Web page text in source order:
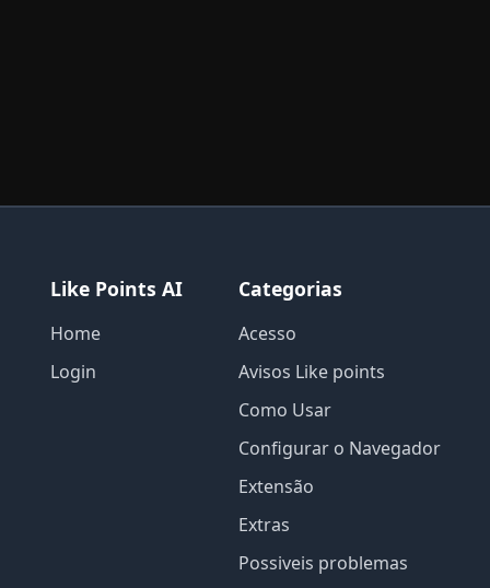
Like Points AI
Home
Login
Categorias
Acesso
Avisos Like points
Como Usar
Configurar o Navegador
Extensão
Extras
Possiveis problemas